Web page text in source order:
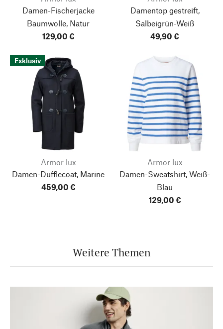
Damen-Fischerjacke
Baumwolle, Natur
129,00 €
Damentop gestreift,
Salbeigrün-Weiß
49,90 €
Exklusiv
Armor lux
Damen-Dufflecoat, Marine
459,00 €
Armor lux
Damen-Sweatshirt, Weiß-
Blau
129,00 €
Weitere Themen